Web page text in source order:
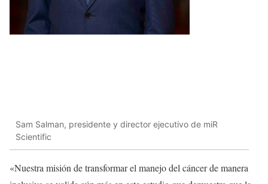
Sam Salman, presidente y director ejecutivo de miR
Scientific
«Nuestra misión de transformar el manejo del cáncer de manera